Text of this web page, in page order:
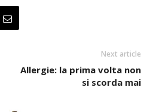
Next article
Allergie: la prima volta non
si scorda mai